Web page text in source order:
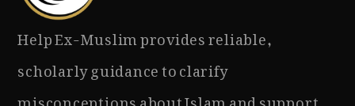
Help Ex-Muslim provides reliable,
scholarly guidance to clarify